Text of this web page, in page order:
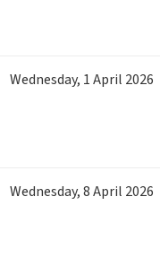
Wednesday, 1April 2026
Wednesday,8April 2026